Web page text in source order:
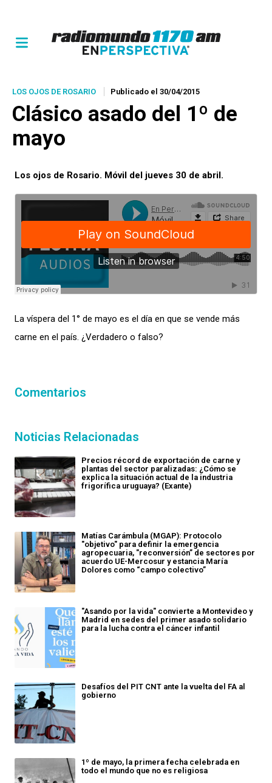
LOS OJOS DE ROSARIO Publicado el 30/04/2015
Clásico asado del 1º de
mayo
Los ojos de Rosario. Móvil del jueves 30 de abril.
La víspera del 1° de mayo es el día en que se vende más
carne en el país. ¿Verdadero o falso?
Comentarios
Noticias Relacionadas
Precios récord de exportación de carne y
plantas del sector paralizadas: ¿Cómo se
explica la situación actual de la industria
frigorífica uruguaya? (Exante)
Matías Carámbula (MGAP): Protocolo
"objetivo" para definir la emergencia
agropecuaria, "reconversión” de sectores por
acuerdo UE-Mercosur y estancia María
Dolores como “campo colectivo”
"Asando por la vida" convierte a Montevideo y
Madrid en sedes del primer asado solidario
para la lucha contra el cáncer infantil
Desafíos del PIT CNT ante la vuelta del FA al
gobierno
1º de mayo, la primera fecha celebrada en
todo el mundo que no es religiosa